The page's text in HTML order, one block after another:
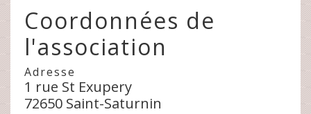
Coordonnées de
l'association
Adresse
1 rue St Exupery
72650 Saint-Saturnin